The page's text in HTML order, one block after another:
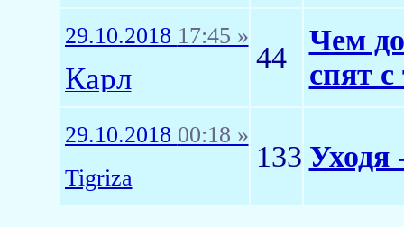
29.10.2018 17:45 »
Карл
44
Чем
спят
29.10.2018 00:18 »
Tigriza
133 Уходя